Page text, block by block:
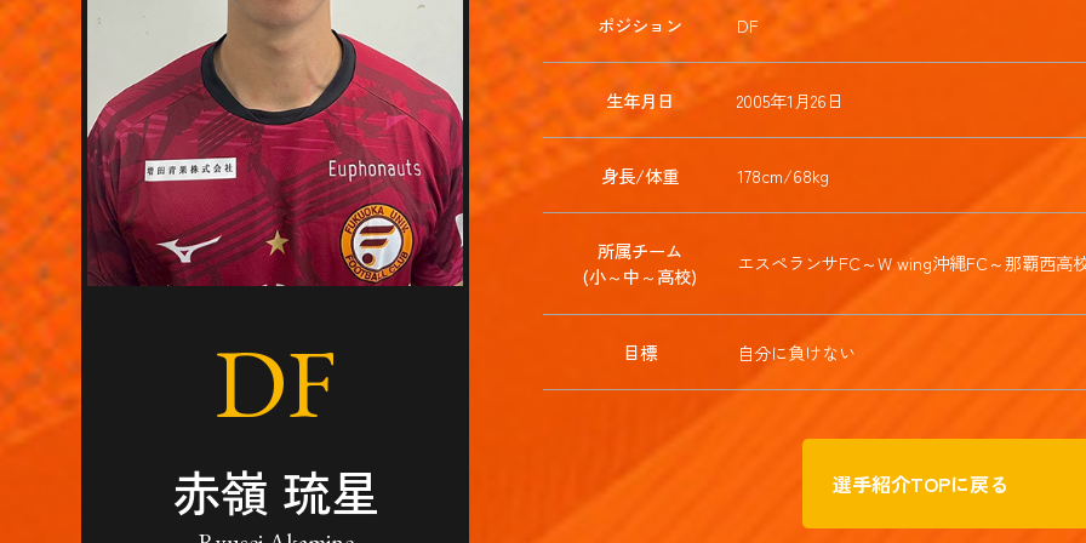
DF
赤嶺 琉星
ポジション DF
生年月日 2005年1月26日
身長/体重 178cm/68kg
所属チーム
(小～中～高校)
エスペランサFC～W wing沖縄FC～那覇西高
目標 自分に負けない
選手紹介TOPに戻る